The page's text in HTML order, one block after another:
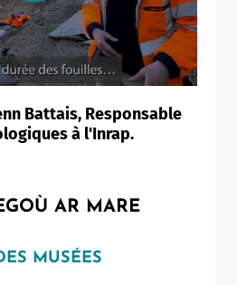
Battais, Responsable
à l'Inrap.
AR MARE
MUSÉES